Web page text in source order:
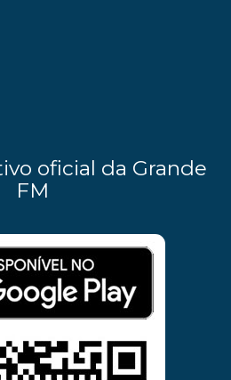
oficial da Grande
FM